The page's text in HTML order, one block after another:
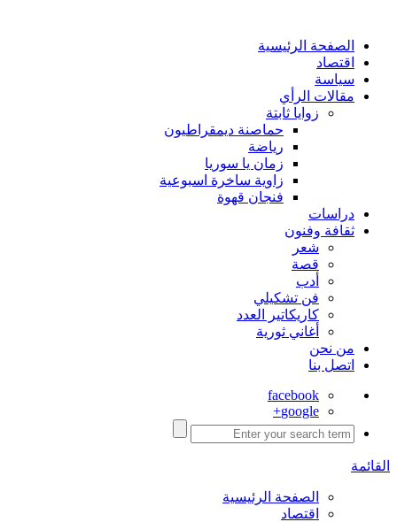
الصفحة الرئيسية
اقتصاد
سياسة
مقالات الرأي
زوايا ثابتة
حماصنة ديمقراطيون
رياضة
زمان يا سوريا
زاوية ساخرة اسبوعية
فنجان قهوة
دراسات
ثقافة وفنون
شعر
قصة
أدب
فن تشكيلي
كاريكاتير العدد
أغاني ثورية
من نحن
اتصل بنا
facebook
google+
القائمة
الصفحة الرئيسية
اقتصاد